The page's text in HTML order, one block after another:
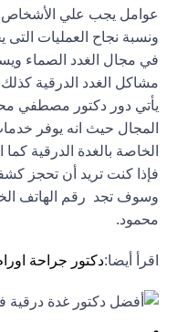
عوامل يجب علي الأشخاص
ونسبة نجاح العمليات
في مجال الغدد الصماء
مشاكل الغدد الدرقية
يأتي دور دكتور مصطفي
المجال حيث انه يوفر
الخاصة بالغدة الدرقية كما
فإذا كنت تريد أن تحجز
وسوف تجد رقم الهاتف
محمود.
اقرأ أيضا:دكتور جراحة اورام